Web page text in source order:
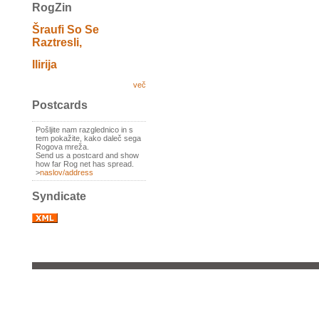
RogZin
Šraufi So Se
Raztresli,
Ilirija
več
Postcards
Pošljite nam razglednico in s
tem pokažite, kako daleč sega
Rogova mreža.
Send us a postcard and show
how far Rog net has spread.
>naslov/address
Syndicate